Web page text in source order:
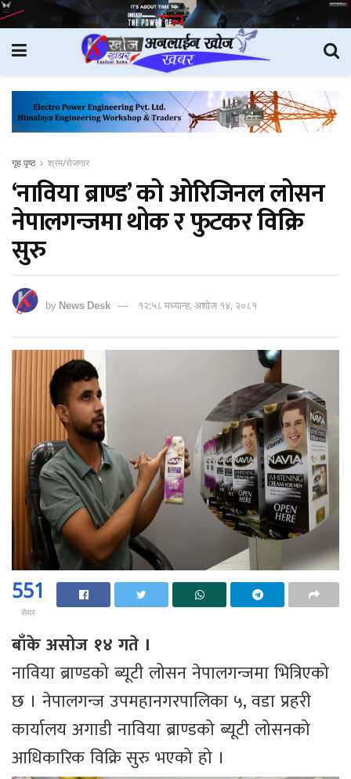
गृह पृष्ठ श्रम/रोजगार
‘नाविया ब्राण्ड’ को ओरिजिनल लोसन
नेपालगन्जमा थोक र फुटकर विक्रि
सुरु
byNews Desk १२:५८ मध्यान्ह, अशोज १४, २०८१
551
सेयर
बाँके असोज १४ गते ।
नाविया ब्राण्डको ब्यूटी लोसन नेपालगन्जमा भित्रिएको
छ । नेपालगन्ज उपमहानगरपालिका ५, वडा प्रहरी
कार्यालय अगाडी नाविया ब्राण्डको ब्यूटी लोसनको
आधिकारिक विक्रि सुरु भएको हो ।